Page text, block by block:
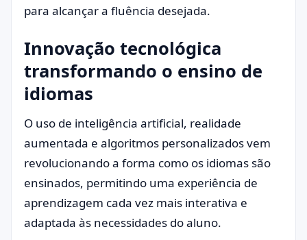
para alcançar a fluência desejada.
Innovação tecnológica
transformando o ensino de
idiomas
O uso de inteligência artificial, realidade
aumentada e algoritmos personalizados vem
revolucionando a forma como os idiomas são
ensinados, permitindo uma experiência de
aprendizagem cada vez mais interativa e
adaptada às necessidades do aluno.